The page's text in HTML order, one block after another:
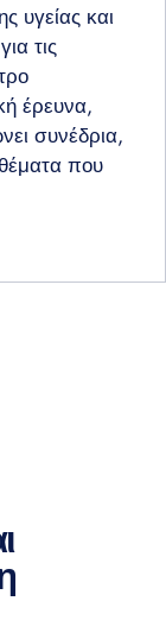
υγείας και
τις
έρευνα,
συνέδρια,
που